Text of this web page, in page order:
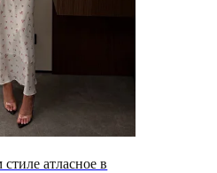
атласное в